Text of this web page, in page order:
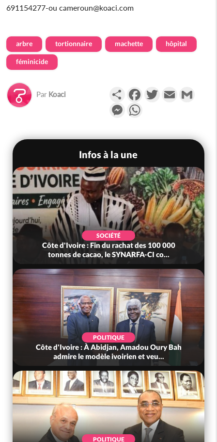
691154277-ou cameroun@koaci.com
arbre tortionnaire machette hôpital
féminicide
Par Koaci PartagerFacebookTwitterEmail
Messenger
Infos à la une
SOCIÉTÉ
Côte d'Ivoire : Fin du rachat des 100 000
tonnes de cacao, le SYNARFA-CI co...
POLITIQUE
Côte d'Ivoire : À Abidjan, Amadou Oury Bah
admire le modèle ivoirien et veu...
POLITIQUE